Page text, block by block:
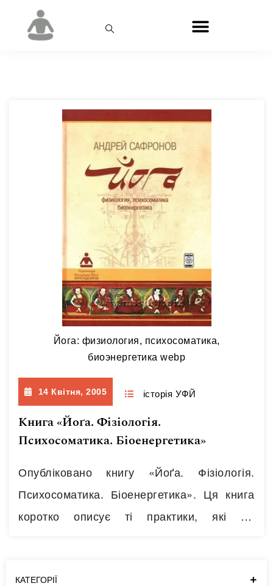
Йога: физиология, психосоматика,
биоэнергетика webp
14 Квітня, 2005 історія УФЙ
Книга «Йоґа. Фізіологія.
Психосоматика. Біоенергетика»
Опубліковано книгу «Йоґа. Фізіологія.
Психосоматика. Біоенергетика». Ця книга
коротко описує ті практики, які ми
КАТЕГОРІЇ